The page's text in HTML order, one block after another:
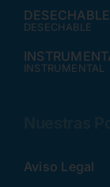
DESECHABLE
DESECHABLE
INSTRUMENTAL
Aviso Legal